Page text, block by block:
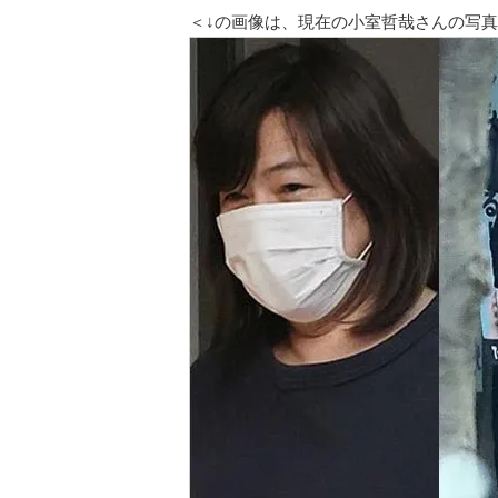
＜↓の画像は、現在の小室哲哉さんの写